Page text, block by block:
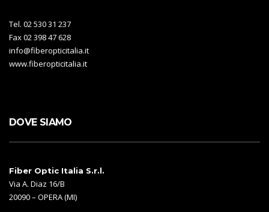
Tel. 02 530 31 237
Fax 02 398 47 628
info@fiberopticitalia.it
www.fiberopticitalia.it
DOVE SIAMO
Fiber Optic Italia S.r.l.
Via A. Diaz 16/B
20090 – OPERA (MI)